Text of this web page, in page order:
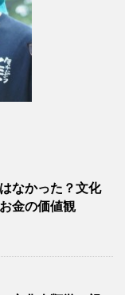
なかった？文化
金の価値観